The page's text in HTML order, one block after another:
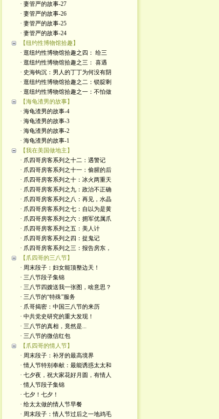
· 妻管严的故事-27
· 妻管严的故事-26
· 妻管严的故事-25
· 妻管严的故事-24
【纽约性博物馆拾趣】
· 逛纽约性博物馆拾趣之四： 给三
· 逛纽约性博物馆拾趣之三： 喜遇
· 史海钩沉：男人的丁丁为何没有阴
· 逛纽约性博物馆拾趣之二：锁腚剩
· 逛纽约性博物馆拾趣之一：不怕做
【海龟渣男的故事】
· 海龟渣男的故事-4
· 海龟渣男的故事-3
· 海龟渣男的故事-2
· 海龟渣男的故事-1
【我在美国做地主】
· 爪四哥房客系列之十二：遇警记
· 爪四哥房客系列之十一：偷腥的后
· 爪四哥房客系列之十：冰火两重天
· 爪四哥房客系列之九：政治不正确
· 爪四哥房客系列之八：再见，水晶
· 爪四哥房客系列之七：自以为是黄
· 爪四哥房客系列之六：拥军优属爪
· 爪四哥房客系列之五：美人计
· 爪四哥房客系列之四：捉鬼记
· 爪四哥房客系列之三：报告房东，
【爪四哥的三八节】
· 周末段子：妇女能顶整边天！
· 三八节段子集锦
· 三八节四嫂送我一张图，啥意思？
· 三八节的“特殊”服务
· 爪哥揭密：中国三八节的来历
· 中共党史研究的重大发现！
· 三八节的真相，竟然是...
· 三八节的微信红包
【爪四哥的情人节】
· 周末段子：补牙的最高境界
· 情人节特别奉献：最能诱惑太太和
· 七夕夜，祝大家花好月圆，有情人
· 情人节段子集锦
· 七夕！七夕！
· 给太太做的情人节早餐
· 周末段子：情人节过后之一地鸡毛